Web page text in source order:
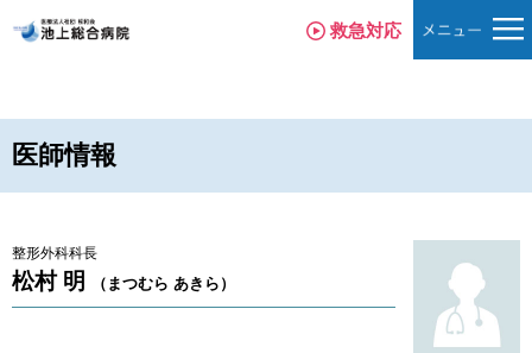
救急対応
医師情報
整形外科科長
松村 明 （まつむら あきら）